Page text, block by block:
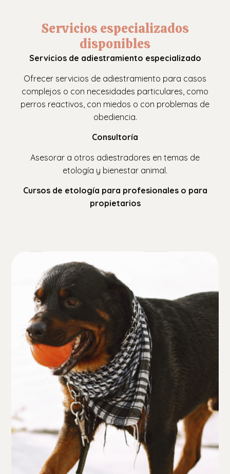
Servicios especializados
disponibles
Servicios de adiestramiento especializado
Ofrecer servicios de adiestramiento para casos
complejos o con necesidades particulares, como
perros reactivos, con miedos o con problemas de
obediencia.
Consultoría
Asesorar a otros adiestradores en temas de
etología y bienestar animal.
Cursos de etología para profesionales o para
propietarios